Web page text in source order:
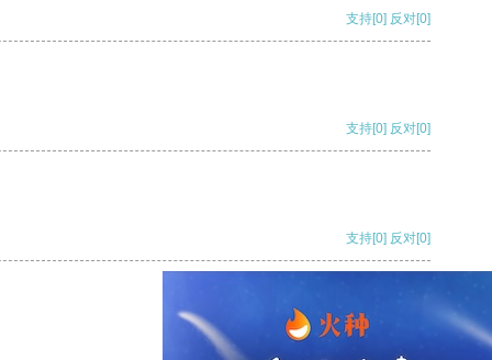
支持[0] 反对[0]
支持[0] 反对[0]
支持[0] 反对[0]